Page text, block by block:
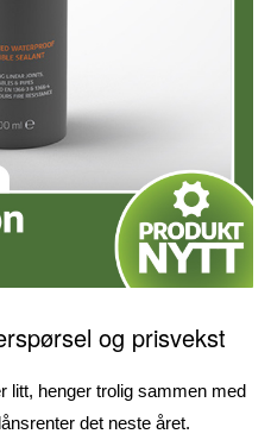
og prisvekst
litt, henger trolig sammen med
det neste året.